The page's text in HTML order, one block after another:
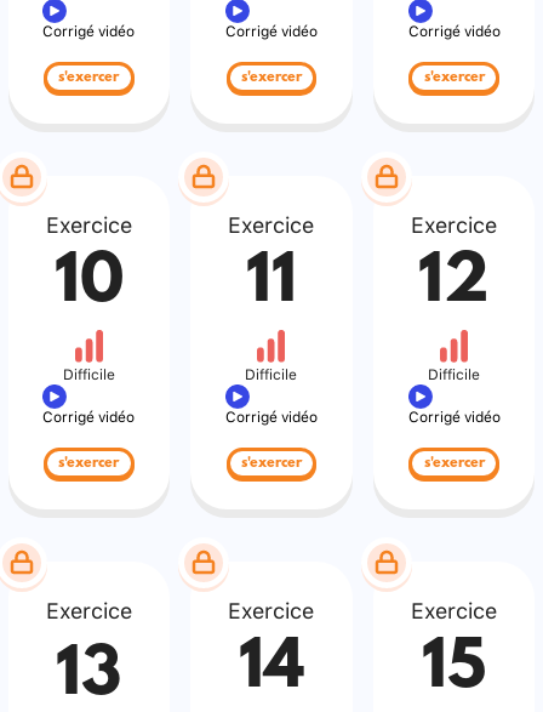
Corrigé vidéo
s'exercer
Corrigé vidéo
s'exercer
Corrigé vidéo
s'exercer
Exercice
10
Difficile
Corrigé vidéo
s'exercer
Exercice
11
Difficile
Corrigé vidéo
s'exercer
Exercice
12
Difficile
Corrigé vidéo
s'exercer
Exercice
13
Exercice
14
Exercice
15